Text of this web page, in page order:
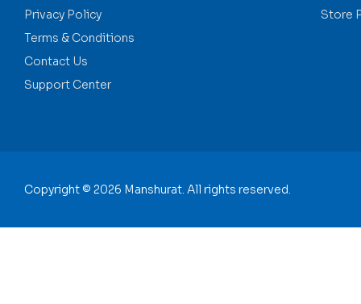
Privacy Policy
Terms & Conditions
Contact Us
Support Center
Store
Copyright © 2026 Manshurat. All rights reserved.